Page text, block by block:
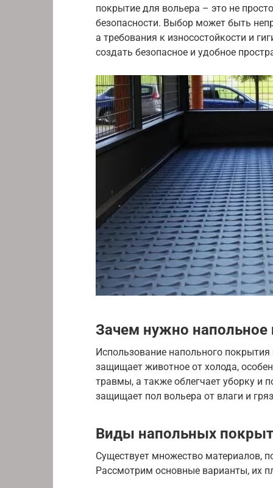
покрытие для вольера – это не
безопасности. Выбор может быть
а требования к износостойкости и
создать безопасное и удобное
Зачем нужно напольное
Использование напольного
защищает животное от холода,
травмы, а также облегчает уборку и
защищает пол вольера от влаги и
Виды напольных
Существует множество материалов,
Рассмотрим основные варианты, их